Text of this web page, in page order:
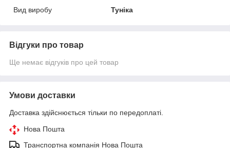
Вид виробу
Туніка
Відгуки про товар
Ще немає відгуків про цей товар
Умови доставки
Доставка здійснюється тільки по передоплаті.
Нова Пошта
Транспортна компанія Нова Пошта